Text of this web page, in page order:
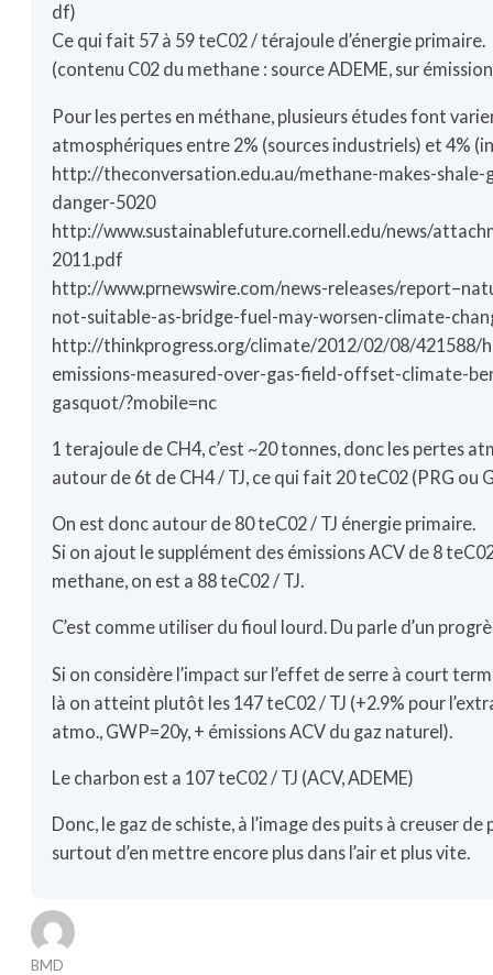
df)
Ce qui fait 57 à 59 teC02 / térajoule d’énergie primaire.
(contenu C02 du methane : source ADEME, sur
Pour les pertes en méthane, plusieurs études font
atmosphériques entre 2% (sources industriels) et 4%
http://theconversation.edu.au/methane-makes-
danger-5020
http://www.sustainablefuture.cornell.edu/news/
2011.pdf
http://www.prnewswire.com/news-releases/
not-suitable-as-bridge-fuel-may-worsen-climate-
http://thinkprogress.org/climate/2012/02/08/421588/
emissions-measured-over-gas-field-offset-climate-
gasquot/?mobile=nc
1 terajoule de CH4, c’est ~20 tonnes, donc les pertes
autour de 6t de CH4 / TJ, ce qui fait 20 teC02 (PRG ou
On est donc autour de 80 teC02 / TJ énergie primaire.
Si on ajout le supplément des émissions ACV de 8
methane, on est a 88 teC02 / TJ.
C’est comme utiliser du fioul lourd. Du parle d’un
Si on considère l’impact sur l’effet de serre à court
là on atteint plutôt les 147 teC02 / TJ (+2.9% pour
atmo., GWP=20y, + émissions ACV du gaz naturel).
Le charbon est a 107 teC02 / TJ (ACV, ADEME)
Donc, le gaz de schiste, à l’image des puits à creuser de
surtout d’en mettre encore plus dans l’air et plus vite.
BMD